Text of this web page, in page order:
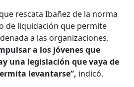
rescata Ibañez de la norma
de liquidación que permite
a las organizaciones.
a los jóvenes que
una legislación que vaya de
levantarse”, indicó.